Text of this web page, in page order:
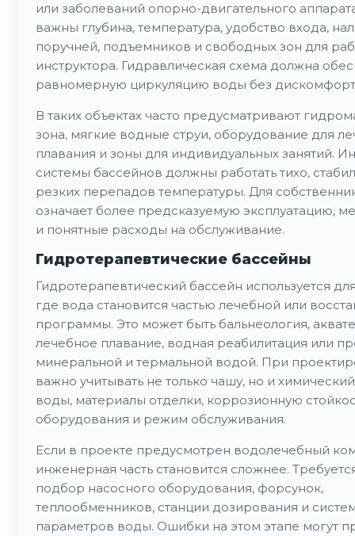
или заболеваний опорно-двигательного
важны глубина, температура, удобство входа,
поручней, подъемников и свободных зон для
инструктора. Гидравлическая схема должна
равномерную циркуляцию воды без
В таких объектах часто предусматривают
зона, мягкие водные струи, оборудование для
плавания и зоны для индивидуальных занятий.
системы бассейнов должны работать тихо,
резких перепадов температуры. Для
означает более предсказуемую эксплуатацию,
и понятные расходы на обслуживание.
Гидротерапевтические бассейны
Гидротерапевтический бассейн используется
где вода становится частью лечебной или
программы. Это может быть бальнеология,
лечебное плавание, водная реабилитация или
минеральной и термальной водой. При
важно учитывать не только чашу, но и
воды, материалы отделки, коррозионную
оборудования и режим обслуживания.
Если в проекте предусмотрен водолечебный
инженерная часть становится сложнее.
подбор насосного оборудования, форсунок,
теплообменников, станции дозирования и
параметров воды. Ошибки на этом этапе могут